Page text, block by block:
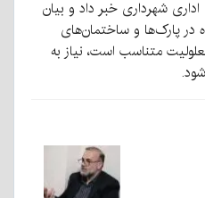
شهرداری خبر داد و بیان
در پارک‌ها و ساختمان‌های
معلولیت متناسب است، نیاز به